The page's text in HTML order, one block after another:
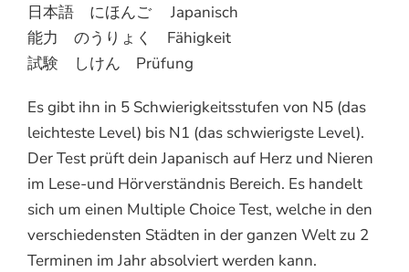
日本語 にほんご Japanisch
能力 のうりょく Fähigkeit
試験 しけん Prüfung
Es gibt ihn in 5 Schwierigkeitsstufen von N5 (das
leichteste Level) bis N1 (das schwierigste Level).
Der Test prüft dein Japanisch auf Herz und Nieren
im Lese-und Hörverständnis Bereich. Es handelt
sich um einen Multiple Choice Test, welche in den
verschiedensten Städten in der ganzen Welt zu 2
Terminen im Jahr absolviert werden kann.